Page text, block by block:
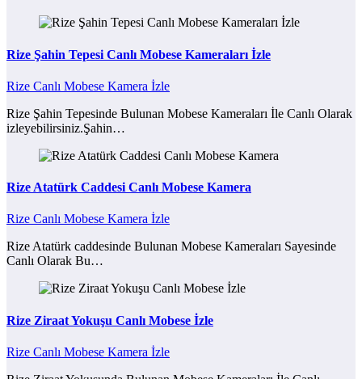
Rize Şahin Tepesi Canlı Mobese Kameraları İzle
Rize Canlı Mobese Kamera İzle
Rize Şahin Tepesinde Bulunan Mobese Kameraları İle Canlı Olarak
izleyebilirsiniz.Şahin…
Rize Atatürk Caddesi Canlı Mobese Kamera
Rize Canlı Mobese Kamera İzle
Rize Atatürk caddesinde Bulunan Mobese Kameraları Sayesinde
Canlı Olarak Bu…
Rize Ziraat Yokuşu Canlı Mobese İzle
Rize Canlı Mobese Kamera İzle